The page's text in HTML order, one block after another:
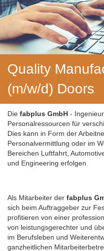
Quality
(m/w/d) Doors
Die fabplus GmbH -
Personalressourcen für
Dies kann in Form der
Personalvermittlung oder im
Bereichen Luftfahrt,
und Engineering erfolgen.
Als Mitarbeiter der fabplus
sich beim Auftraggeber zur
profitieren von einer
von leistungsgerechter und
im Berufsleben und
ganzheitlichen